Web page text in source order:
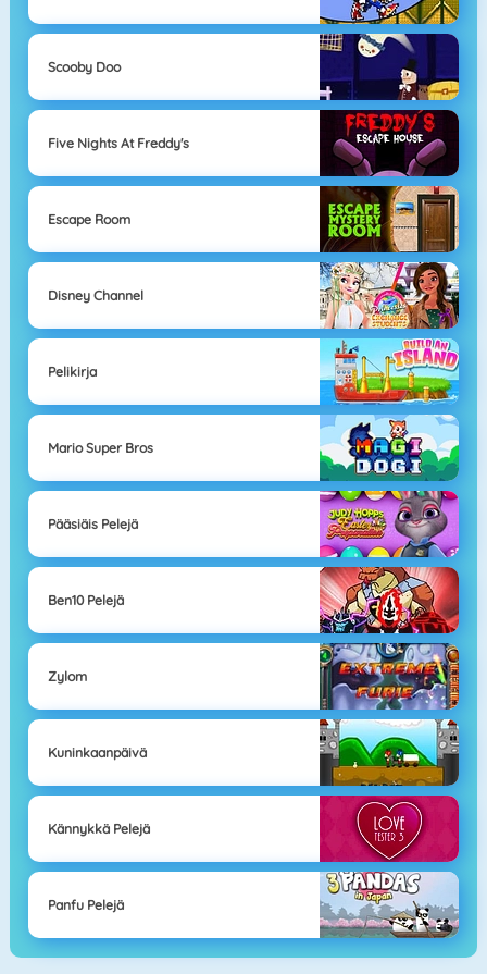
Scooby Doo
Five Nights At Freddy's
Escape Room
Disney Channel
Pelikirja
Mario Super Bros
Pääsiäis Pelejä
Ben10 Pelejä
Zylom
Kuninkaanpäivä
Kännykkä Pelejä
Panfu Pelejä